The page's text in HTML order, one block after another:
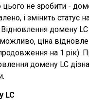
не зробити -
і змінить статус
домену LC
ціна
на 1 рік).
домену LC
LC